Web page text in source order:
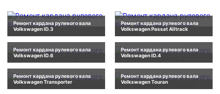
Ремонт кардана рулевого вала
Volkswagen ID.3
Ремонт кардана рулевого вала
Volkswagen Passat Alltrack
Ремонт кардана рулевого вала
Volkswagen ID.6
Ремонт кардана рулевого вала
Volkswagen ID.4
Ремонт кардана рулевого вала
Volkswagen Transporter
Ремонт кардана рулевого вала
Volkswagen Touran